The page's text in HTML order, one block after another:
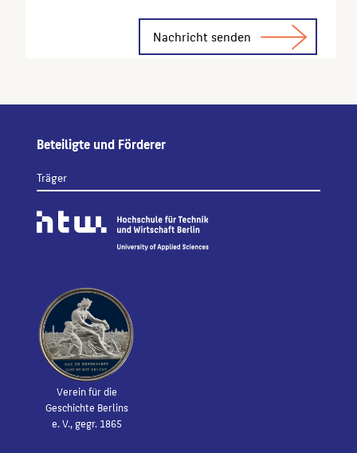
Beteiligte und Förderer
Träger
Verein für die
Geschichte Berlins
e. V., gegr. 1865